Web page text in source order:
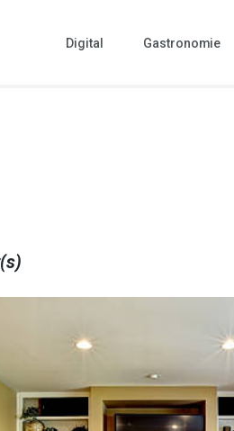
Digital Gastronomie